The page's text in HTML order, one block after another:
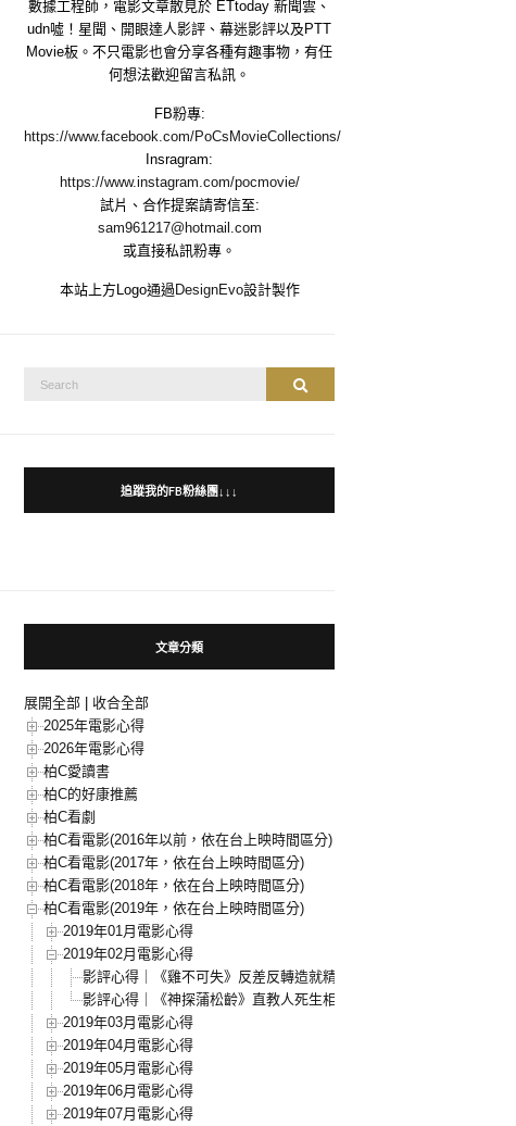
數據工程師，電影文章散見於 ETtoday 新聞雲、
udn噓！星聞、開眼達人影評、幕迷影評以及PTT
Movie板。不只電影也會分享各種有趣事物，有任
何想法歡迎留言私訊。
FB粉專:
https://www.facebook.com/PoCsMovieCollections/
Insragram:
https://www.instagram.com/pocmovie/
試片、合作提案請寄信至:
sam961217@hotmail.com
或直接私訊粉專。
本站上方Logo通過 DesignEvo設計製作
Search
Search
追蹤我的FB粉絲團↓↓↓
文章分類
展開全部
收合全部
2025年電影心得
2026年電影心得
柏C愛讀書
柏C的好康推薦
柏C看劇
柏C看電影(2016年以前，依在台上映時間區分)
柏C看電影(2017年，依在台上映時間區分)
柏C看電影(2018年，依在台上映時間區分)
柏C看電影(2019年，依在台上映時間區分)
2019年01月電影心得
2019年02月電影心得
影評心得｜《雞不可失》反差反轉造就精彩佳作！
影評心得｜《神探蒲松齡》直教人死生相許，東方愛戀的極致樣貌
2019年03月電影心得
2019年04月電影心得
2019年05月電影心得
2019年06月電影心得
2019年07月電影心得